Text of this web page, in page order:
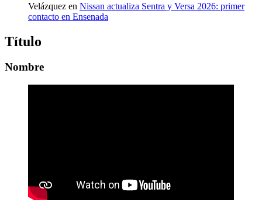
Velázquez en Nissan actualiza Sentra y Versa 2026: primer
contacto en Ensenada
Título
Nombre